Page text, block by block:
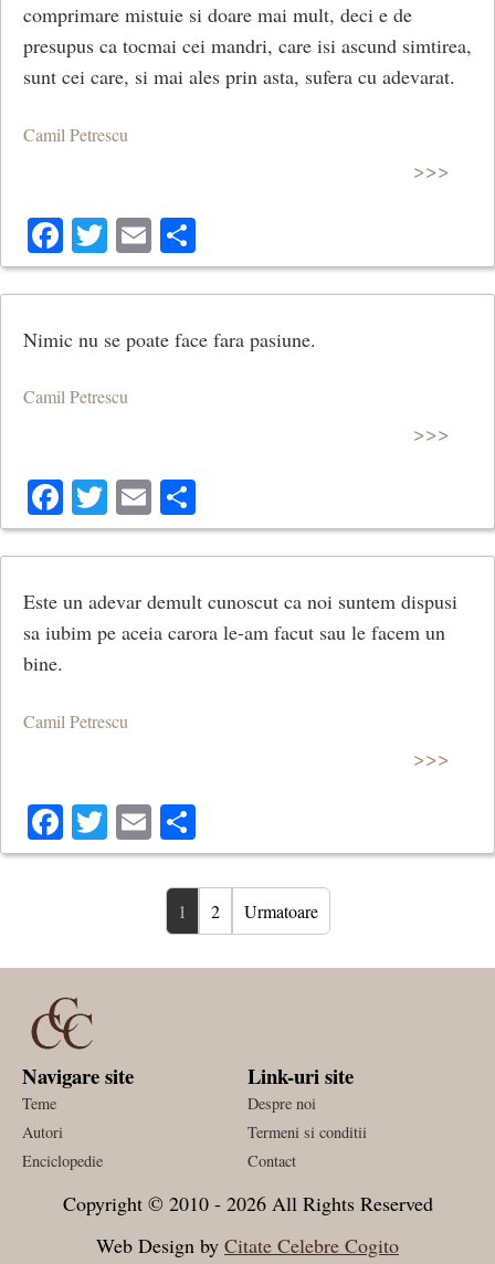
comprimare mistuie si doare mai mult, deci e de
presupus ca tocmai cei mandri, care isi ascund simtirea,
sunt cei care, si mai ales prin asta, sufera cu adevarat.
Camil Petrescu
>>>
Facebook
Twitter
Email
Nimic nu se poate face fara pasiune.
Camil Petrescu
>>>
Facebook
Twitter
Email
Este un adevar demult cunoscut ca noi suntem dispusi
sa iubim pe aceia carora le-am facut sau le facem un
bine.
Camil Petrescu
>>>
Facebook
Twitter
Email
1 2 Urmatoare
Navigare site
Teme
Autori
Enciclopedie
Link-uri site
Despre noi
Termeni si conditii
Contact
Copyright © 2010 - 2026 All Rights Reserved
Web Design by Citate Celebre Cogito